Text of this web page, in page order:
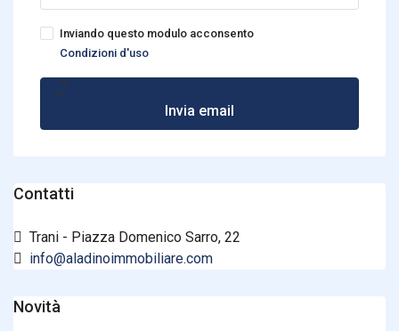
Inviando questo modulo acconsento
Condizioni d'uso
Invia email
Contatti
Trani - Piazza Domenico Sarro, 22
info@aladinoimmobiliare.com
Novità